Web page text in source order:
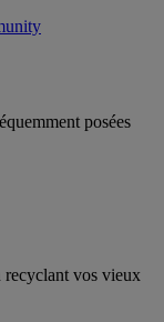
posées
recyclant vos vieux